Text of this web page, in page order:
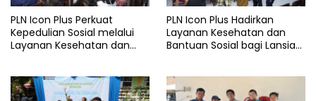
PLN Icon Plus Perkuat
Kepedulian Sosial melalui
Layanan Kesehatan dan
PLN Icon Plus Hadirkan
Layanan Kesehatan dan
Bantuan Sosial bagi Lansia